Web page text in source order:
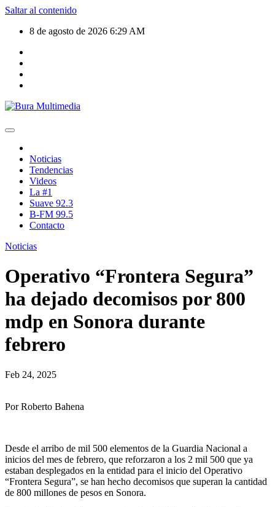
Saltar al contenido
8 de agosto de 2026 6:29 AM
Noticias
Tendencias
Videos
La #1
Suave 92.3
B-FM 99.5
Contacto
Noticias
Operativo “Frontera Segura”
ha dejado decomisos por 800
mdp en Sonora durante
febrero
Feb 24, 2025
Por Roberto Bahena
Desde el arribo de mil 500 elementos de la Guardia Nacional a
inicios del mes de febrero, que reforzaron a los 2 mil 500 que ya
estaban desplegados en la entidad para el inicio del Operativo
“Frontera Segura”, se han hecho decomisos que superan la cantidad
de 800 millones de pesos en Sonora.